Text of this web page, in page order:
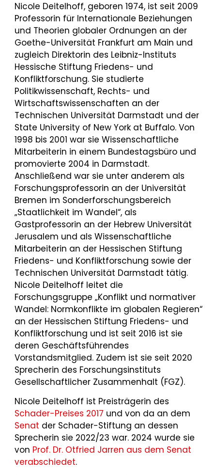
Nicole Deitelhoff, geboren 1974, ist seit 2009
Professorin für Internationale Beziehungen
und Theorien globaler Ordnungen an der
Goethe-Universität Frankfurt am Main und
zugleich Direktorin des Leibniz-Instituts
Hessische Stiftung Friedens- und
Konfliktforschung. Sie studierte
Politikwissenschaft, Rechts- und
Wirtschaftswissenschaften an der
Technischen Universität Darmstadt und der
State University of New York at Buffalo. Von
1998 bis 2001 war sie Wissenschaftliche
Mitarbeiterin in einem Bundestagsbüro und
promovierte 2004 in Darmstadt.
Anschließend war sie unter anderem als
Forschungsprofessorin an der Universität
Bremen im Sonderforschungsbereich
„Staatlichkeit im Wandel“, als
Gastprofessorin an der Hebrew Universität
Jerusalem und als Wissenschaftliche
Mitarbeiterin an der Hessischen Stiftung
Friedens- und Konfliktforschung sowie der
Technischen Universität Darmstadt tätig.
Nicole Deitelhoff leitet die
Forschungsgruppe „Konflikt und normativer
Wandel: Normkonflikte im globalen Regieren“
an der Hessischen Stiftung Friedens- und
Konfliktforschung und ist seit 2016 ist sie
deren Geschäftsführendes
Vorstandsmitglied. Zudem ist sie seit 2020
Sprecherin des Forschungsinstituts
Gesellschaftlicher Zusammenhalt (FGZ).
Nicole Deitelhoff ist Preisträgerin des
Schader-Preises 2017 und von da an dem
Senat der Schader-Stiftung an dessen
Sprecherin sie 2022/23 war. 2024 wurde sie
von Prof. Dr. Otfried Jarren aus dem Senat
verabschiedet.